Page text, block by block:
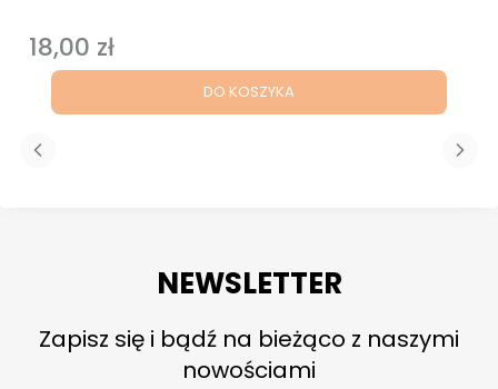
Cena
18,00 zł
DO KOSZYKA
NEWSLETTER
Zapisz się i bądź na bieżąco z naszymi
nowościami